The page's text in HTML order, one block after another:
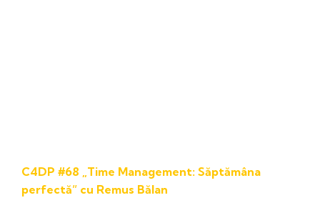
C4DP #68 „Time Management: Săptămâna
perfectă” cu Remus Bălan